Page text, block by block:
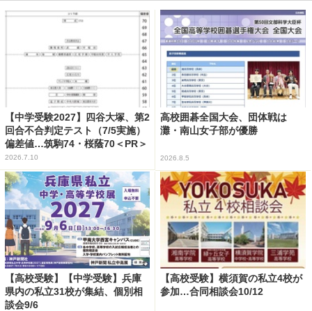
【中学受験2027】四谷大塚、第2
回合不合判定テスト（7/5実施）
偏差値…筑駒74・桜蔭70＜PR＞
2026.7.10
高校囲碁全国大会、団体戦は
灘・南山女子部が優勝
2026.8.5
【高校受験】【中学受験】兵庫
県内の私立31校が集結、個別相
談会9/6
【高校受験】横須賀の私立4校が
参加…合同相談会10/12